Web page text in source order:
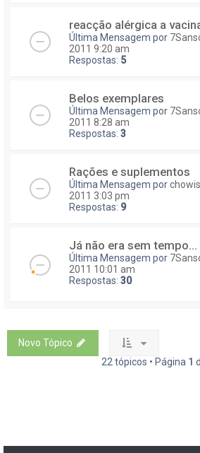
reacção alérgica a
Última Mensagem por
2011 9:20 am
Respostas: 5
Belos exemplares
Última Mensagem por
2011 8:28 am
Respostas: 3
Rações e suplementos
Última Mensagem por
2011 3:03 pm
Respostas: 9
Já não era sem tempo...
Última Mensagem por
2011 10:01 am
Respostas: 30
Novo Tópico
22 tópicos • Página 1